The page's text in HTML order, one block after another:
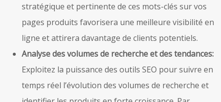
stratégique et pertinente de ces mots-clés sur vos
pages produits favorisera une meilleure visibilité en
ligne et attirera davantage de clients potentiels.
Analyse des volumes de recherche et des tendances:
Exploitez la puissance des outils SEO pour suivre en
temps réel l’évolution des volumes de recherche et